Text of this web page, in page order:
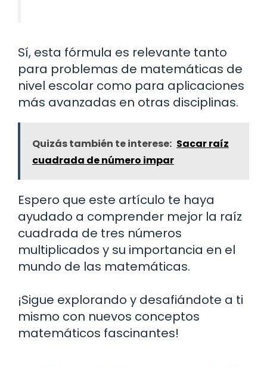
Sí, esta fórmula es relevante tanto
para problemas de matemáticas de
nivel escolar como para aplicaciones
más avanzadas en otras disciplinas.
Quizás también te interese: Sacar raíz
cuadrada de número impar
Espero que este artículo te haya
ayudado a comprender mejor la raíz
cuadrada de tres números
multiplicados y su importancia en el
mundo de las matemáticas.
¡Sigue explorando y desafiándote a ti
mismo con nuevos conceptos
matemáticos fascinantes!